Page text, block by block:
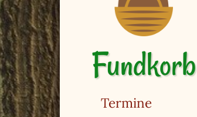
Fundkorb
Termine